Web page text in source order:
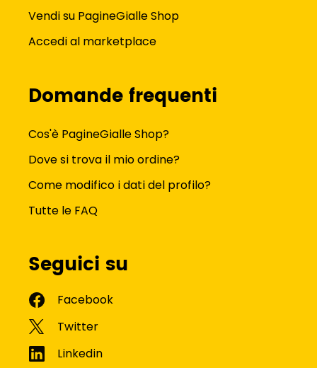
Vendi su PagineGialle Shop
Accedi al marketplace
Domande frequenti
Cos'è PagineGialle Shop?
Dove si trova il mio ordine?
Come modifico i dati del profilo?
Tutte le FAQ
Seguici su